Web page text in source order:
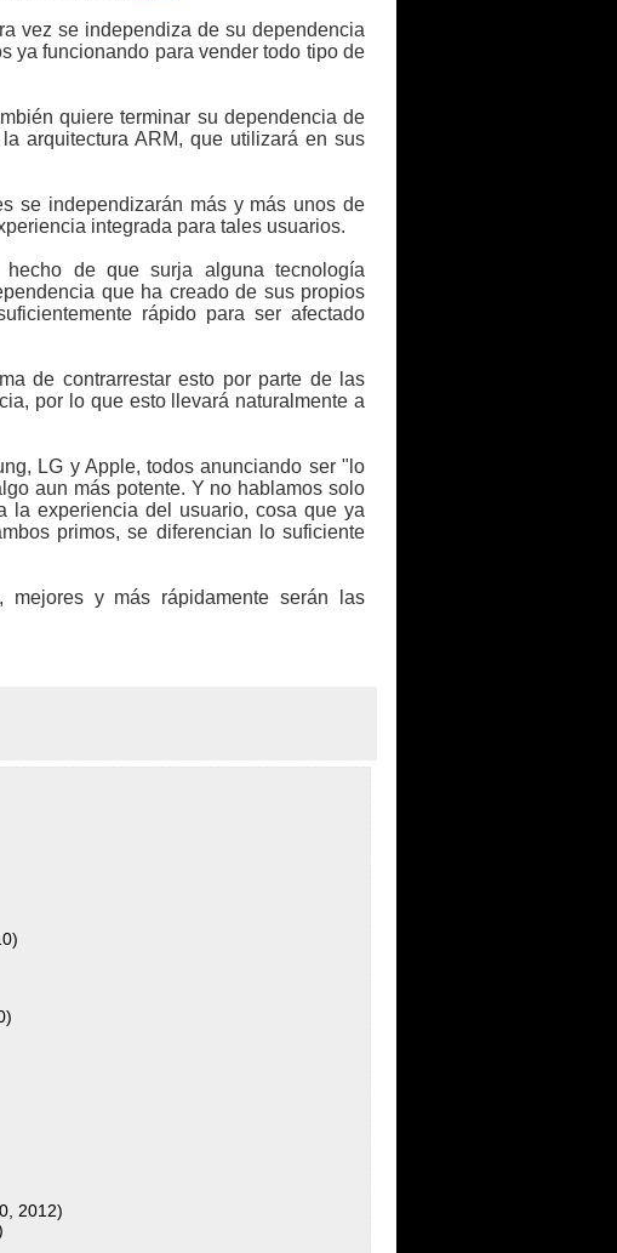
vez se independiza de su dependencia
ya funcionando para vender todo tipo de
quiere terminar su dependencia de
arquitectura ARM, que utilizará en sus
se independizarán más y más unos de
integrada para tales usuarios.
de que surja alguna tecnología
que ha creado de sus propios
rápido para ser afectado
de contrarrestar esto por parte de las
por lo que esto llevará naturalmente a
LG y Apple, todos anunciando ser "lo
aun más potente. Y no hablamos solo
la experiencia del usuario, cosa que ya
primos, se diferencian lo suficiente
mejores y más rápidamente serán las
2012)